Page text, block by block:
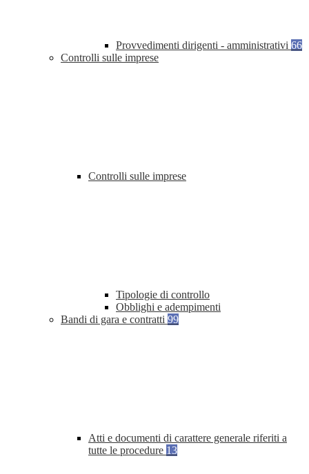
Provvedimenti dirigenti - amministrativi 66
Controlli sulle imprese
Controlli sulle imprese
Tipologie di controllo
Obblighi e adempimenti
Bandi di gara e contratti 99
Atti e documenti di carattere generale riferiti a
tutte le procedure 13